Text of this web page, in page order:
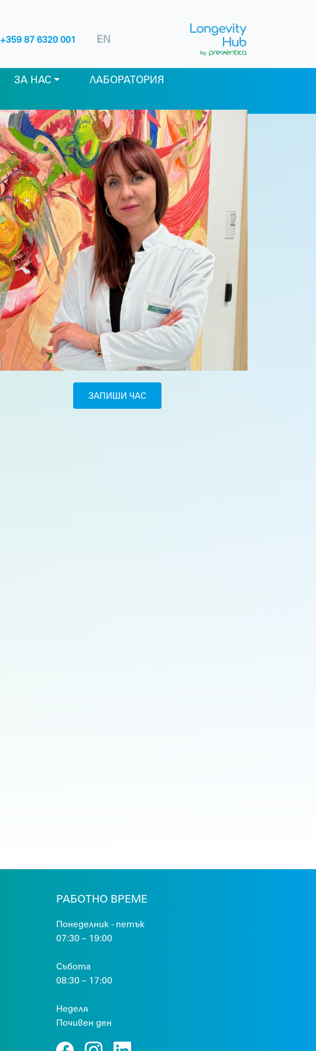
+359 87 6320 001 EN
ЗА НАС
ЛАБОРАТОРИЯ
ЗАПИШИ ЧАС
РАБОТНО ВРЕМЕ
Понеделник - петък
07:30 – 19:00
Събота
08:30 – 17:00
Неделя
Почивен ден